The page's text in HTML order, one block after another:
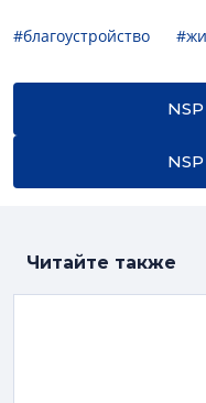
#благоустройство
Читайте также